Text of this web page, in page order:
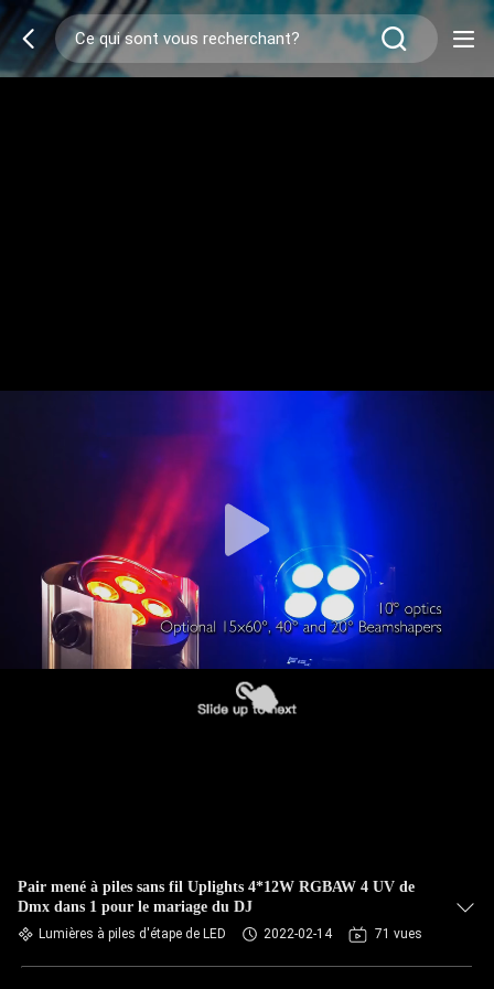
Pair mené à piles sans fil Uplights 4*12W RGBAW 4 UV de
Dmx dans 1 pour le mariage du DJ
Lumières à piles d'étape de LED 2022-02-14 71 vues